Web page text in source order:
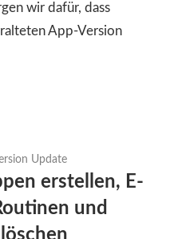
wir dafür, dass
App-Version
Update
erstellen, E-
und